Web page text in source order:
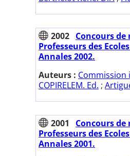
2002 Concours
Professeurs des
Annales 2002.
Auteurs : Commission
COPIRELEM. Ed. ;
2001
Concours
Professeurs des
Annales 2001.